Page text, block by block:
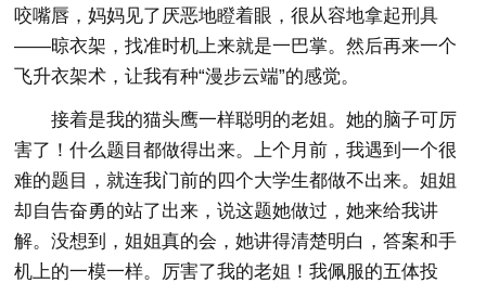
咬嘴唇，妈妈见了厌恶地瞪着眼，很从容地拿起刑具
——晾衣架，找准时机上来就是一巴掌。然后再来一个
飞升衣架术，让我有种“漫步云端”的感觉。
接着是我的猫头鹰一样聪明的老姐。她的脑子可厉
害了！什么题目都做得出来。上个月前，我遇到一个很
难的题目，就连我门前的四个大学生都做不出来。姐姐
却自告奋勇的站了出来，说这题她做过，她来给我讲
解。没想到，姐姐真的会，她讲得清楚明白，答案和手
机上的一模一样。厉害了我的老姐！我佩服的五体投